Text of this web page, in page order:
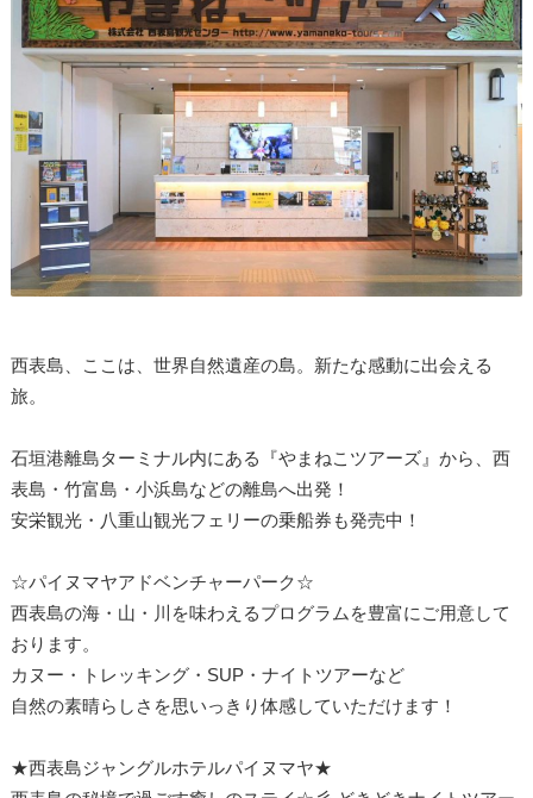
西表島、ここは、世界自然遺産の島。新たな感動に出会える
旅。
石垣港離島ターミナル内にある『やまねこツアーズ』から、西
表島・竹富島・小浜島などの離島へ出発！
安栄観光・八重山観光フェリーの乗船券も発売中！
☆パイヌマヤアドベンチャーパーク☆
西表島の海・山・川を味わえるプログラムを豊富にご用意して
おります。
カヌー・トレッキング・SUP・ナイトツアーなど
自然の素晴らしさを思いっきり体感していただけます！
★西表島ジャングルホテルパイヌマヤ★